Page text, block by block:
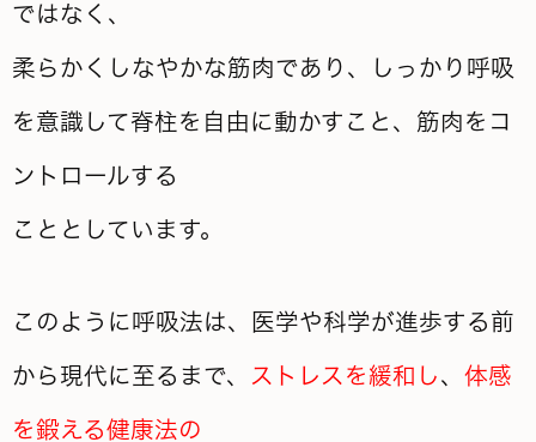
ではなく、
柔らかくしなやかな筋肉であり、しっかり呼吸
を意識して脊柱を自由に動かすこと、筋肉をコ
ントロールする
こととしています。
このように呼吸法は、医学や科学が進歩する前
から現代に至るまで、 ストレスを緩和し 、 体感
を鍛える健康法の